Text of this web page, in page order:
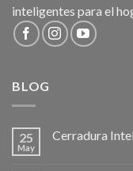
inteligentes para el
BLOG
25
May
Cerradura